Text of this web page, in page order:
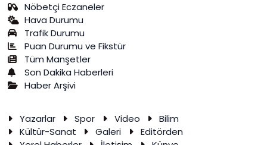
Nöbetçi Eczaneler
Hava Durumu
Trafik Durumu
Puan Durumu ve Fikstür
Tüm Manşetler
Son Dakika Haberleri
Haber Arşivi
Yazarlar Spor Video
Bilim
Kültür-Sanat
Galeri
Editörden